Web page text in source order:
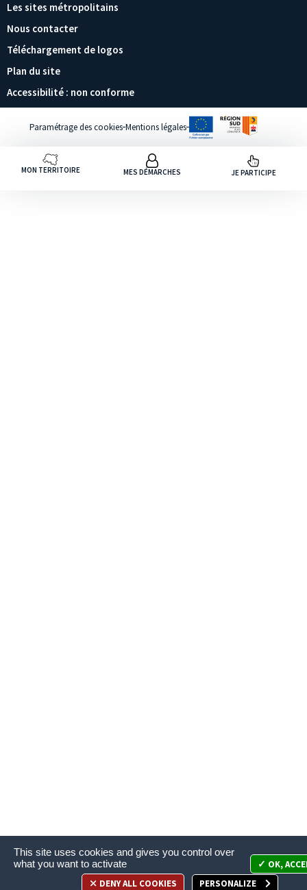
Les sites métropolitains
Nous contacter
Téléchargement de logos
Plan du site
Accessibilité : non conforme
Paramétrage des cookies Mentions légales
MON TERRITOIRE MES DÉMARCHES JE PARTICIPE
This site uses cookies and gives you control over
what you want to activate
OK,
DENY ALL COOKIES
PERSONALIZE